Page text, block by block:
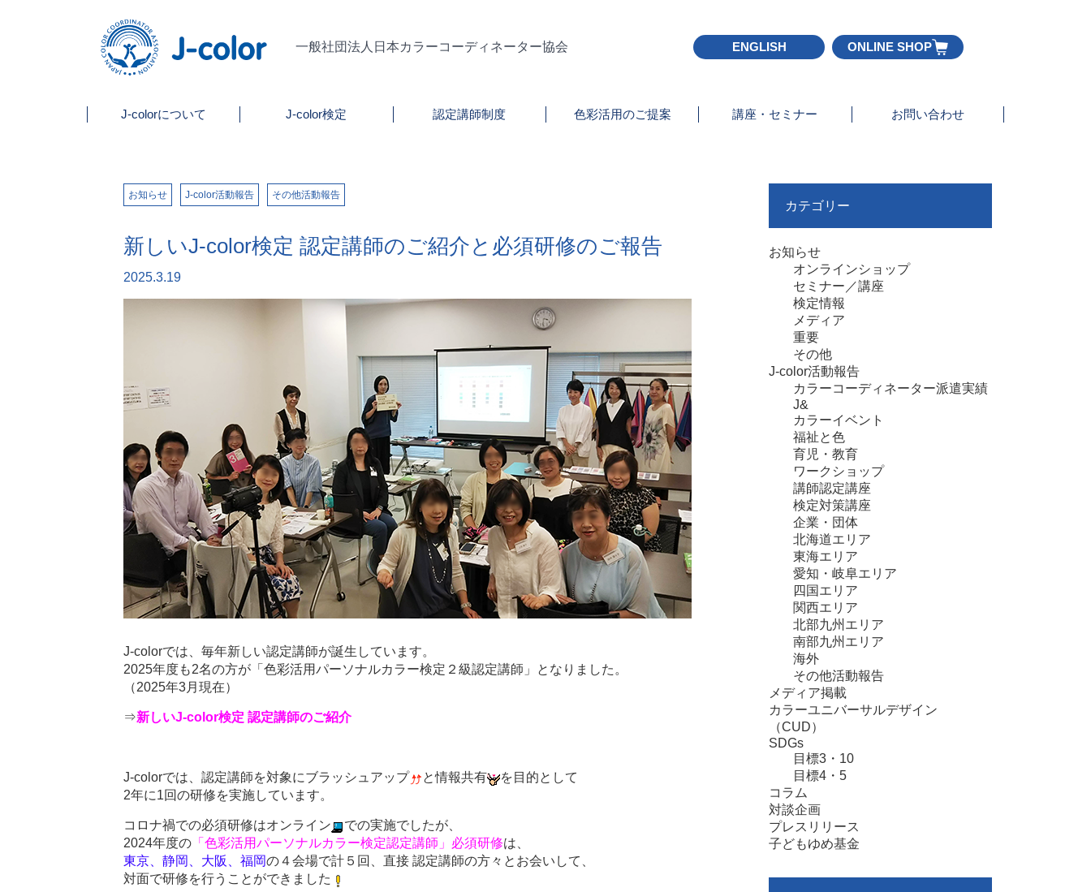
一般社団法人日本カラーコーディネーター協会 ENGLISH ONLINE SHOP
J-colorについて J-color検定 認定講師制度 色彩活用のご提案 講座・セミナー お問い合わせ
お知らせ J-color活動報告 その他活動報告
新しいJ-color検定 認定講師のご紹介と必須研修のご報告
2025.3.19
J-colorでは、毎年新しい認定講師が誕生しています。
2025年度も2名の方が「色彩活用パーソナルカラー検定２級認定講師」となりました。
（2025年3月現在）
⇒新しいJ-color検定 認定講師のご紹介
J-colorでは、認定講師を対象にブラッシュアップ と情報共有
を目的として
2年に1回の研修を実施しています。
コロナ禍での必須研修はオンライン
での実施でしたが、
2024年度の「色彩活用パーソナルカラー検定認定講師」必須研修は、
東京、静岡、大阪、福岡の４会場で計５回、直接 認定講師の方々とお会いして、
対面で研修を行うことができました
カテゴリー
お知らせ
オンラインショップ
セミナー／講座
検定情報
メディア
重要
その他
J-color活動報告
カラーコーディネーター派遣実績
J&
カラーイベント
福祉と色
育児・教育
ワークショップ
講師認定講座
検定対策講座
企業・団体
北海道エリア
東海エリア
愛知・岐阜エリア
四国エリア
関西エリア
北部九州エリア
南部九州エリア
海外
その他活動報告
メディア掲載
カラーユニバーサルデザイン
（CUD）
SDGs
目標3・10
目標4・5
コラム
対談企画
プレスリリース
子どもゆめ基金